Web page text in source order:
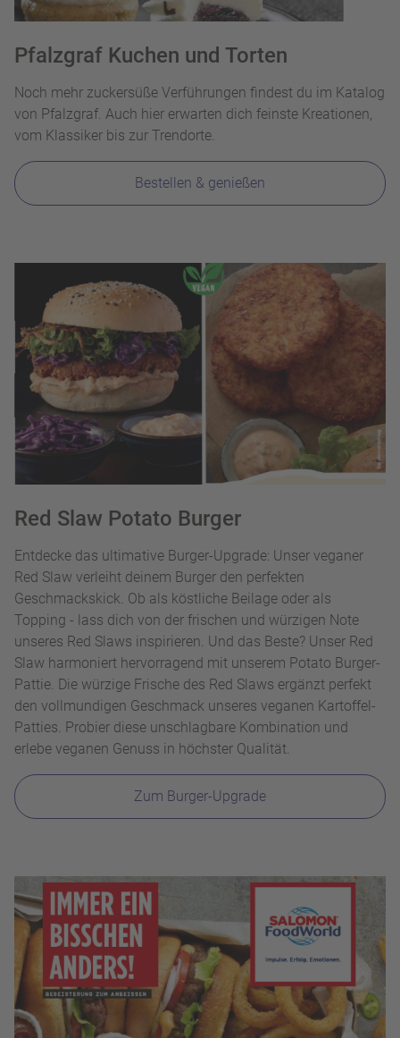
Pfalzgraf Kuchen und Torten
Noch mehr zuckersüße Verführungen findest du im Katalog
von Pfalzgraf. Auch hier erwarten dich feinste Kreationen,
vom Klassiker bis zur Trendorte.
Bestellen & genießen
Red Slaw Potato Burger
Entdecke das ultimative Burger-Upgrade: Unser veganer
Red Slaw verleiht deinem Burger den perfekten
Geschmackskick. Ob als köstliche Beilage oder als
Topping - lass dich von der frischen und würzigen Note
unseres Red Slaws inspirieren. Und das Beste? Unser Red
Slaw harmoniert hervorragend mit unserem Potato Burger-
Pattie. Die würzige Frische des Red Slaws ergänzt perfekt
den vollmundigen Geschmack unseres veganen Kartoffel-
Patties. Probier diese unschlagbare Kombination und
erlebe veganen Genuss in höchster Qualität.
Zum Burger-Upgrade